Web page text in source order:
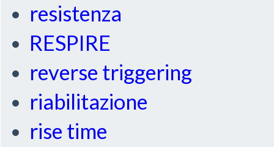
resistenza
RESPIRE
reverse triggering
riabilitazione
rise time